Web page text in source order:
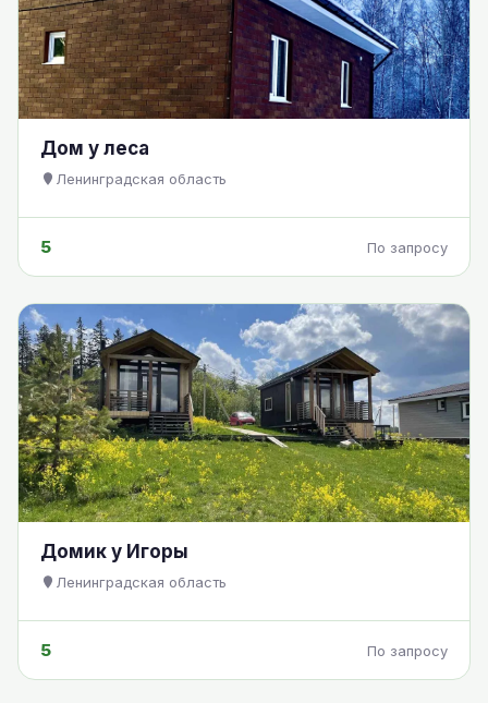
Дом у леса
Ленинградская область
5 По запросу
Домик у Игоры
Ленинградская область
5 По запросу